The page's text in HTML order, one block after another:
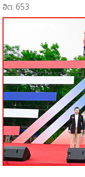
ฮิต: 653